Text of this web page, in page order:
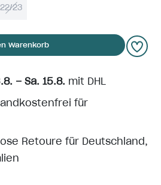
22/23
Warenkorb
– Sa. 15.8. mit DHL
für
Retoure für Deutschland,